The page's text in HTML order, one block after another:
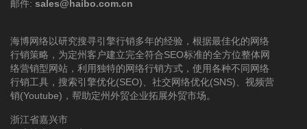
邮件: sales@haibo.com.cn
海博网络以研究搜寻引擎行销多年的经验，根据最佳化的网络
行销策略，为定州客户建立完全符合SEO标准的全方位整体网
络营销型网站，利用独特的网络行销方式，使用各种不同网络
行销工具，搜索引擎优化(SEO)、社交网络优化(SNS)、视频营
销(Youtube)，帮助定州外贸企业拓展外贸市场。
浙江省嘉兴市